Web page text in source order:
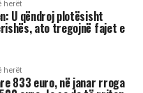
herët
U qëndroj plotësisht
ato tregojnë fajet e
herët
833 euro, në janar rroga